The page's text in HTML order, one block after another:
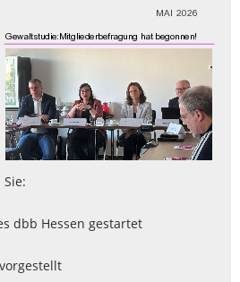
dbb Hessen gestartet